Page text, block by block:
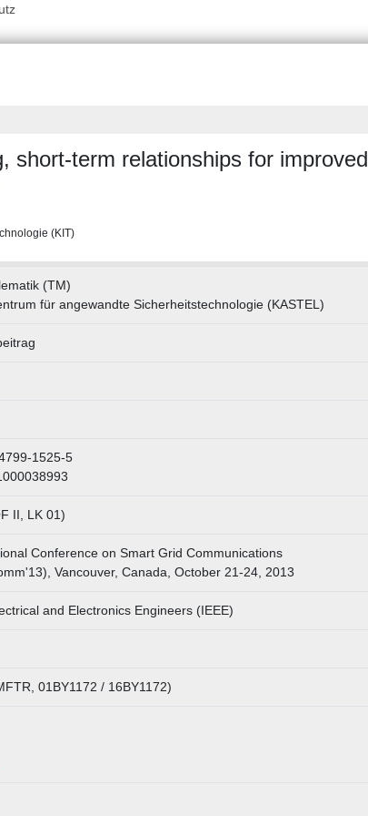
short-term relationships for improved
(KIT)
(TM)
für angewandte Sicherheitstechnologie (KASTEL)
1525-5
II, LK 01)
Conference on Smart Grid Communications
Vancouver, Canada, October 21-24, 2013
and Electronics Engineers (IEEE)
01BY1172 / 16BY1172)